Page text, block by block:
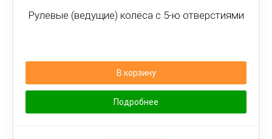
Рулевые (ведущие) колёса с 5-ю отверстиями
В корзину
Подробнее